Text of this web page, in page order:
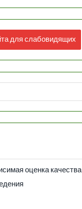
для слабовидящих
оценка качества